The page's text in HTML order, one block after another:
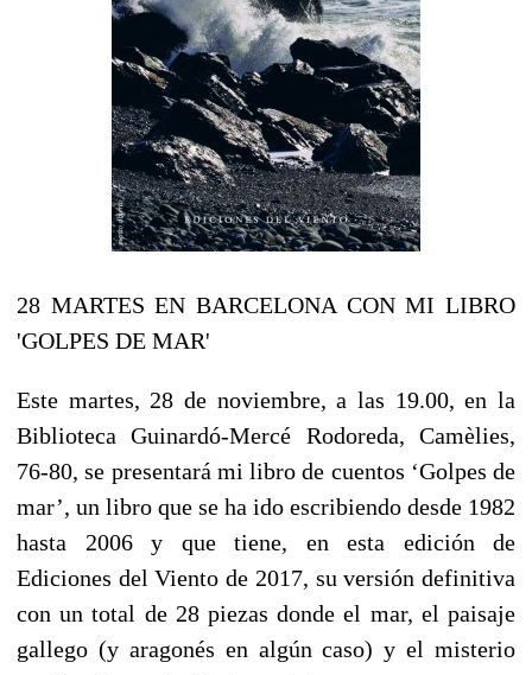
28 MARTES EN BARCELONA CON MI LIBRO
'GOLPES DE MAR'
Este martes, 28 de noviembre, a las 19.00, en la
Biblioteca Guinardó-Mercé Rodoreda, Camèlies,
76-80, se presentará mi libro de cuentos ‘Golpes de
mar’, un libro que se ha ido escribiendo desde 1982
hasta 2006 y que tiene, en esta edición de
Ediciones del Viento de 2017, su versión definitiva
con un total de 28 piezas donde el mar, el paisaje
gallego (y aragonés en algún caso) y el misterio